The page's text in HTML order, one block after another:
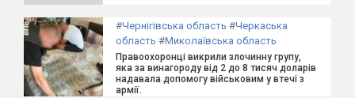
#Чернігівська область #Черкаська
область #Миколаївська область
Правоохоронці викрили злочинну групу,
яка за винагороду від 2 до 8 тисяч доларів
надавала допомогу військовим у втечі з
армії.